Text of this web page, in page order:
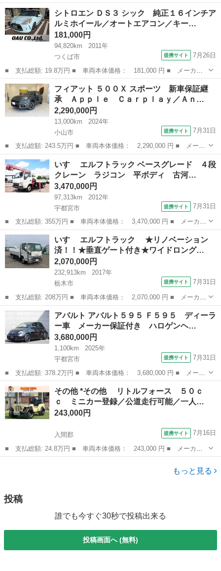
けど エンジン掛からないので 固定向け のんびり直す方むけ 抹消済み
詳しくはみてください
栃木 那須塩原市 キャンピングカー
シトロエン ＤＳ３ シック 純正１６インチア
ルミホイール／オートエアコン／キー…
181,000円
94,820km
2011年
つくば市
提携サイト 7月26日
■ 支払総額: 19.8万円 ■ 車両本体価格： 181,000 円 ■ メーカー
名： シトロエン ■ 車種名： ＤＳ３ ■ グレード名： シック
純正１６インチアルミホイール／オートエアコン／キーレス／ ■ 排
気量： 1...
茨城 つくば市 その他
フィアット ５００Ｘ スポーツ 新車保証継
承 Ａｐｐｌｅ Ｃａｒｐｌａｙ／Ａｎ…
2,290,000円
13,000km
2024年
小山市
提携サイト 7月31日
■ 支払総額: 243.5万円 ■ 車両本体価格： 2,290,000 円 ■ メーカ
ー名： フィアット ■ 車種名： ５００Ｘ ■ グレード名： スポ
ーツ 新車保証継承 Ａｐｐｌｅ Ｃａｒｐｌａｙ／Ａｎｄｒｏｉ
ｄ Ａｕｔ...
栃木 小山市 その他
いすゞ エルフトラック ベースグレード ４段
クレーン ラジコン 平ボディ 古河…
3,470,000円
97,313km
2012年
宇都宮市
提携サイト 7月31日
■ 支払総額: 355万円 ■ 車両本体価格： 3,470,000 円 ■ メーカー
名： いすゞ ■ 車種名： エルフトラック ■ グレード名： ベー
スグレード ４段クレーン ラジコン 平ボディ 古河ユニック製
ＵＲＵ２６...
栃木 宇都宮市 その他
いすゞ エルフトラック ★リノベーション
済！！★垂直ゲート付き★ワイドロング…
2,070,000円
232,913km
2017年
栃木市
提携サイト 7月31日
■ 支払総額: 208万円 ■ 車両本体価格： 2,070,000 円 ■ メーカー
名： いすゞ ■ 車種名： エルフトラック ■ グレード名： ★
リノベーション済！！★垂直ゲート付き★ワイドロング★アルミあお
り★■キャ...
栃木 栃木市 その他
アバルト アバルト５９５ Ｆ５９５ ディーラ
ー車 メーカー保証付き ハロゲンヘ…
3,680,000円
1,100km
2025年
宇都宮市
提携サイト 7月31日
■ 支払総額: 378.2万円 ■ 車両本体価格： 3,680,000 円 ■ メーカ
ー名： アバルト ■ 車種名： アバルト５９５ ■ グレード名：
Ｆ５９５ ディーラー車 メーカー保証付き ハロゲンヘッドライ
ト リアパ...
栃木 宇都宮市 その他
その他 *その他 リトルフォース ５０ｃ
ｃ ミニカー登録／公道走行可能／一人…
243,000円
入間郡 提携サイト 7月16日
■ 支払総額: 24.8万円 ■ 車両本体価格： 243,000 円 ■ メーカー
名： その他 ■ 車種名： *その他 ■ グレード名： リトルフォ
ース ５０ｃｃ ミニカー登録／公道走行可能／一人乗り／普通免許
もっと見る
投稿
誰でも今すぐ30秒で投稿出来る
投稿画面へ (無料)